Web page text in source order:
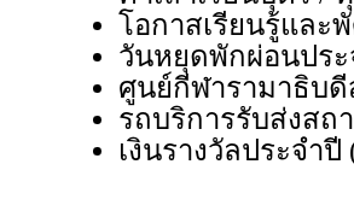
โอกาสเรียนรู้แล
วันหยุดพักผ่อนประ
ศูนย์กีฬารามาธิบ
รถบริการรับส่งสถ
เงินรางวัลประจำ